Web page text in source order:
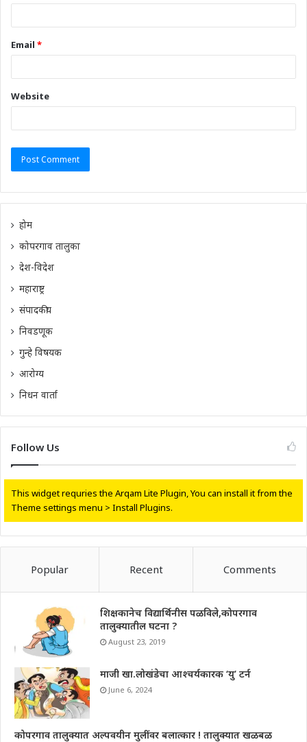
Email *
Website
होम
कोपरगाव तालुका
देश-विदेश
महाराष्ट्र
संपादकीय
निवडणूक
गुन्हे विषयक
आरोग्य
निधन वार्ता
Follow Us
This widget requries the Arqam Lite Plugin, You can install it from the
Theme settings menu > Install Plugins.
Popular Recent Comments
शिक्षकानेच विद्यार्थिनीस पळविले,कोपरगाव
तालुक्यातील घटना ?
August 23, 2019
माजी खा.लोखंडेचा आश्चर्यकारक ‘यु’ टर्न
June 6, 2024
कोपरगाव तालुक्यात अल्पवयीन मुलींवर बलात्कार ! तालुक्यात खळबळ